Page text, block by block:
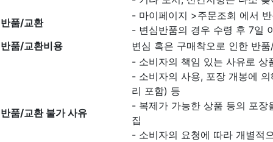
반품/교환
- 마이페이지 >주문조회 에서
- 변심반품의 경우 수령 후 7일
반품/교환비용
변심 혹은 구매착오로 인한 반
반품/교환 불가 사유
- 소비자의 책임 있는 사유로
- 소비자의 사용, 포장 개봉에
리 포함) 등
- 복제가 가능한 상품 등의 포장
집
- 소비자의 요청에 따라 개별적